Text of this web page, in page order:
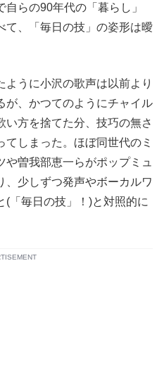
らの90年代の「暮らし」
て、「毎日の技」の姿形は曖
うに小沢の歌声は以前より
が、かつてのようにチャイル
い方を捨てた分、技巧の無さ
しまった。ほぼ同世代のミ
や曽我部恵一らがポップミュ
、少しずつ発声やボーカルワ
(「毎日の技」！)と対照的に